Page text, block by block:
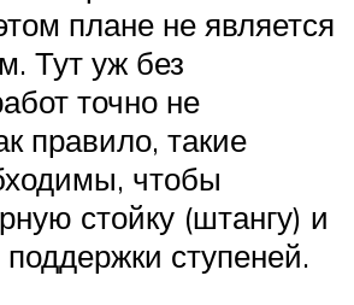
плане не является
Тут уж без
точно не
правило, такие
чтобы
стойку (штангу) и
ступеней.